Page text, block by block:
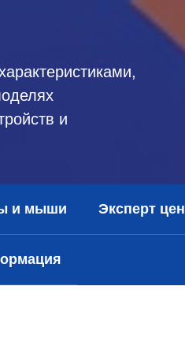
и
и мыши Эксперт цен